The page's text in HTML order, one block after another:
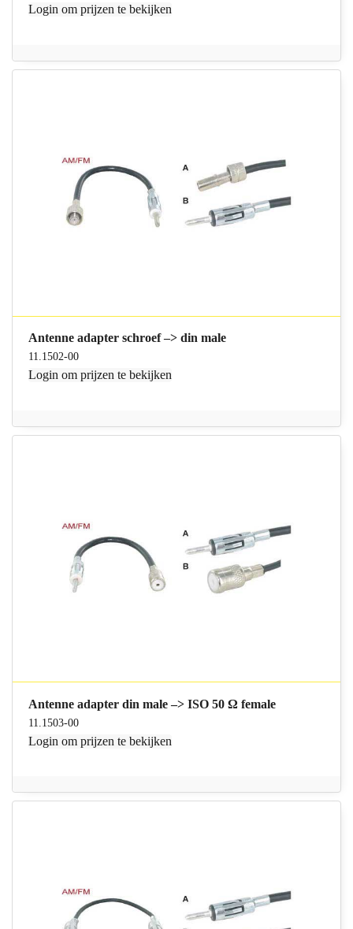
Login om prijzen te bekijken
Antenne adapter schroef –> din male
11.1502-00
Login om prijzen te bekijken
Antenne adapter din male –> ISO 50 Ω female
11.1503-00
Login om prijzen te bekijken